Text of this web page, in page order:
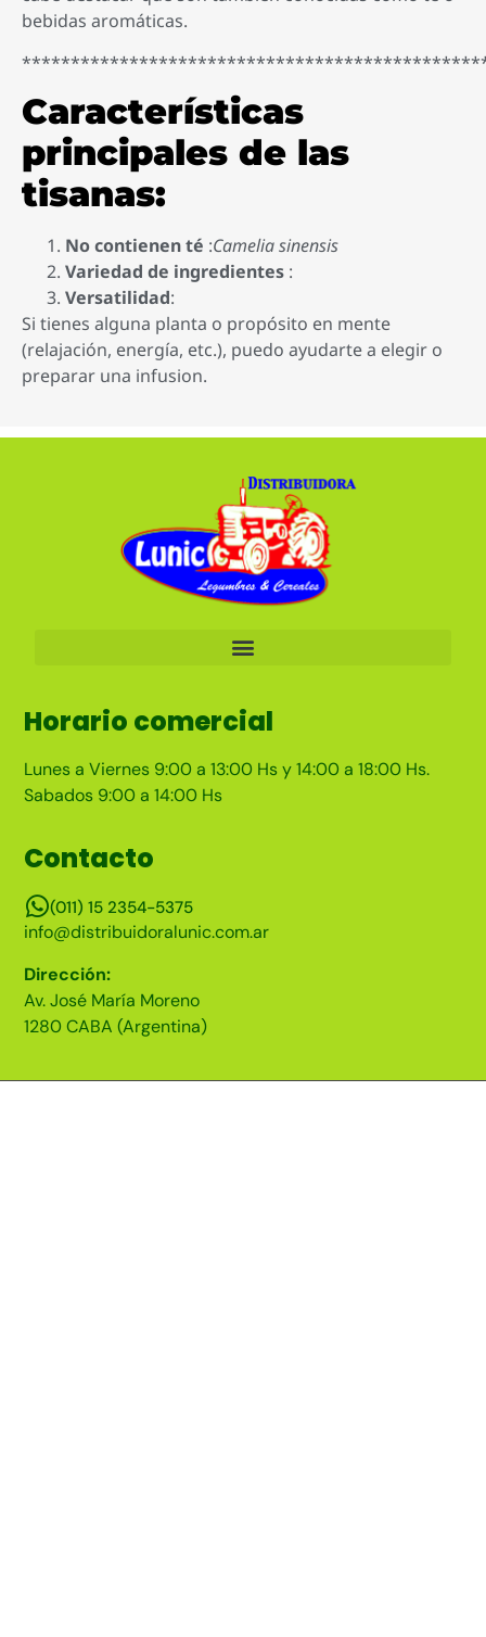
bebidas aromáticas.
Características
principales de las
tisanas:
No contienen té :Camelia sinensis
Variedad de ingredientes :
Versatilidad:
Si tienes alguna planta o propósito en mente
(relajación, energía, etc.), puedo ayudarte a elegir o
preparar una infusion.
Horario comercial
Lunes a Viernes 9:00 a 13:00 Hs y 14:00 a 18:00 Hs.
Sabados 9:00 a 14:00 Hs
Contacto
(011) 15 2354-5375
info@distribuidoralunic.com.ar
Dirección:
Av. José María Moreno
1280 CABA (Argentina)